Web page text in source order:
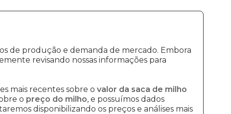
de produção e demanda de mercado. Embora
revisando nossas informações para
mais recentes sobre o valor da saca de milho
o preço do milho, e possuímos dados
disponibilizando os preços e análises mais